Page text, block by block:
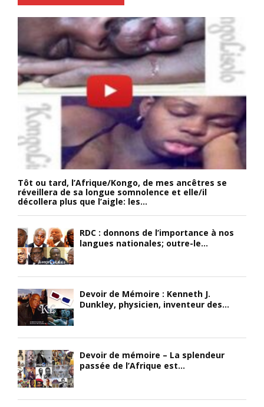
Tôt ou tard, l’Afrique/Kongo, de mes ancêtres se
réveillera de sa longue somnolence et elle/il
décollera plus que l’aigle: les...
RDC : donnons de l’importance à nos
langues nationales; outre-le...
Devoir de Mémoire : Kenneth J.
Dunkley, physicien, inventeur des...
Devoir de mémoire – La splendeur
passée de l’Afrique est...